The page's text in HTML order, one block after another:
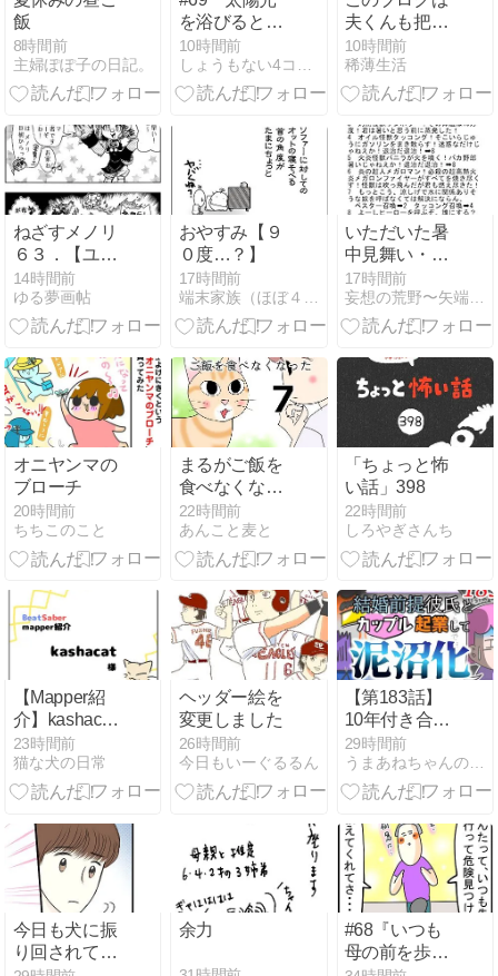
飯
8時間前
主婦ぽぽ子の日記。
を浴びると出
ると言われる
もの』
10時間前
夫くんも把握
してます
10時間前
稀薄生活
ねざすメノリ
６３．【ユデ
ィマさん】
14時間前
ゆる夢画帖
おやすみ【９
０度…？】
17時間前
いただいた暑
中見舞い・
2026。
17時間前
オニヤンマの
ブローチ
20時間前
ちちこのこと
まるがご飯を
食べなくなっ
た７
22時間前
あんこと麦と
「ちょっと怖
い話」398
22時間前
しろやぎさんち
【Mapper紹
介】kashacat
様
23時間前
猫な犬の日常
ヘッダー絵を
変更しました
26時間前
今日もいーぐるるん
【第183話】
10年付き合っ
た結婚前提彼
氏とカップル
起業して泥沼
29時間前
うまあねちゃんのまけまけ日記
今日も犬に振
り回されてま
余力
#68『いつも
母の前を歩い